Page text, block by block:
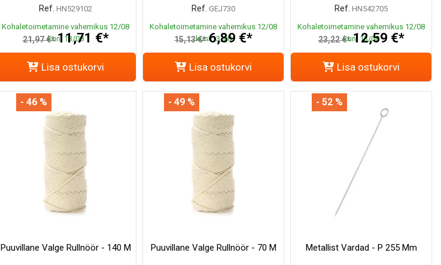
Ref. HN529102
Kohaletoimetamine vahemikus 12/08
kuni 13/08
21,97 €* 11,71 €*
Lisa ostukorvi
Ref. GEJ730
Kohaletoimetamine vahemikus 12/08
kuni 13/08
15,13 €* 6,89 €*
Lisa ostukorvi
Ref. HN542705
Kohaletoimetamine vahemikus 12/08
kuni 13/08
23,22 €* 12,59 €*
Lisa ostukorvi
Puuvillane Valge Rullnöör - 140 M
- 46 %
Puuvillane Valge Rullnöör - 70 M
- 49 %
Metallist Vardad - P 255 Mm
- 52 %